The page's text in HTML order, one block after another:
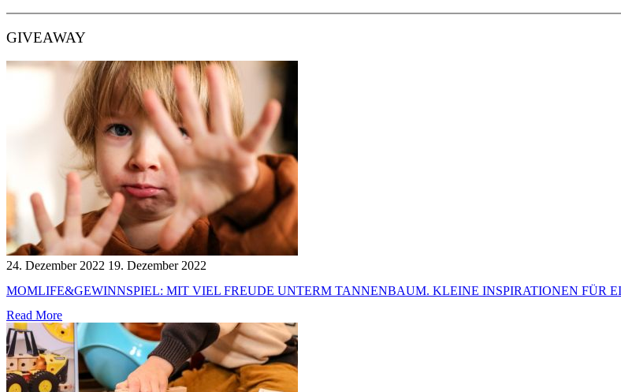
GIVEAWAY
24. Dezember 2022 19. Dezember 2022
MOMLIFE&GEWINNSPIEL: MIT VIEL FREUDE UNTERM TANNENBAUM. KLEINE INSPIRATIONEN FÜR
Read More